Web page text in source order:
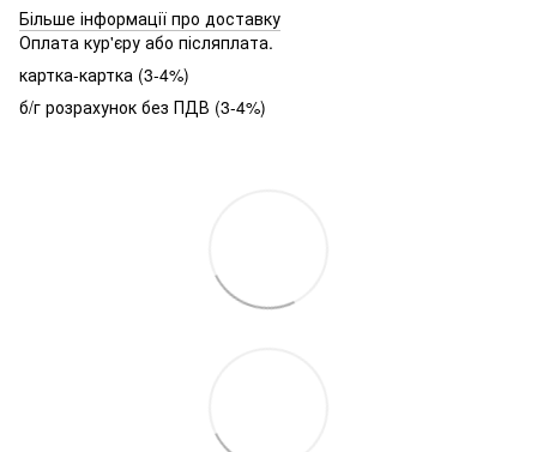
Більше інформації про доставку
Оплата кур'єру або післяплата.
картка-картка (3-4%)
б/г розрахунок без ПДВ (3-4%)